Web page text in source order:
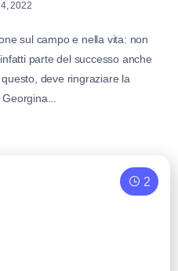
2022
sul campo e nella vita: non
parte del successo anche
deve ringraziare la
2